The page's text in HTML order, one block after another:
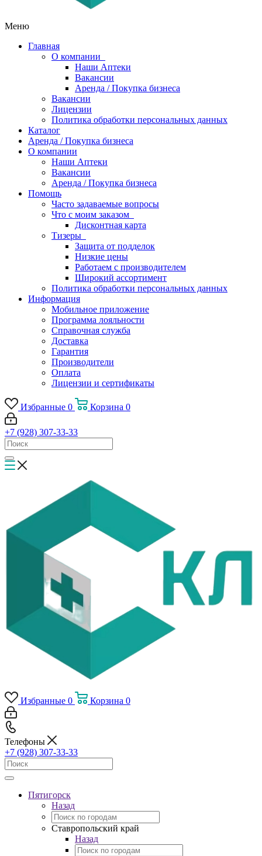
Меню
Главная
О компании
Наши Аптеки
Вакансии
Аренда / Покупка бизнеса
Вакансии
Лицензии
Политика обработки персональных данных
Каталог
Аренда / Покупка бизнеса
О компании
Наши Аптеки
Вакансии
Аренда / Покупка бизнеса
Помощь
Часто задаваемые вопросы
Что с моим заказом
Дисконтная карта
Тизеры
Защита от подделок
Низкие цены
Работаем с производителем
Широкий ассортимент
Политика обработки персональных данных
Информация
Мобильное приложение
Программа лояльности
Справочная служба
Доставка
Гарантия
Производители
Оплата
Лицензии и сертификаты
Избранные 0 Корзина 0
+7 (928) 307-33-33
Избранные 0 Корзина 0
Телефоны
+7 (928) 307-33-33
Пятигорск
Назад
Ставропольский край
Назад